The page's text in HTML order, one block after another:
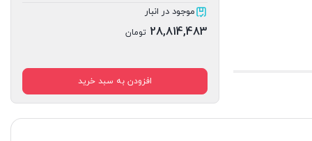
موجود در انبار
28,814,483 تومان
افزودن به سبد خرید